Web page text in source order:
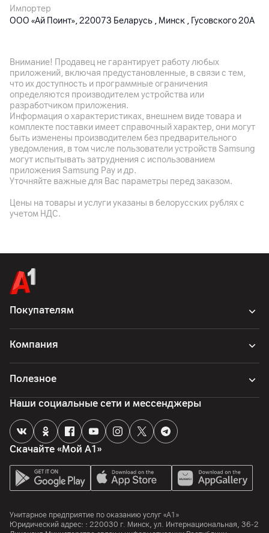
Импортер
ООО «Ай Поинт», 220073 Беларусь , Минск , Гусовского 20А
Kvan Tong, Китай
Комплект поставки
чехол
Страна производитель
Китай
Внимание! Продавец не гарантирует работу любых
приложений, включая предустановленные, в связи с тем,
что их доступность и программные ограничения
определяются производителем устройства или
разработчиком приложения.
Информация о характеристиках, внешнем виде товара и
комплекте поставки имеет справочный характер, они могут
быть изменены производителем без предварительного
уведомления, в том числе пользователи устройств Samsung
могут испытывать затруднения с использованием
приложения Samsung Pay и др.
Уточняйте важные для Вас параметры перед заказом.
Цены на товары и услуги указаны в белорусских рублях с
учетом НДС.
Покупателям
Компания
Полезное
Скачайте «Мой А1»
Наши социальные сети и мессенджеры
Унитарное предприятие по оказанию услуг «А1»
Юридический адрес: : 220030 г. Минск, ул. Интернациональная, 36-2